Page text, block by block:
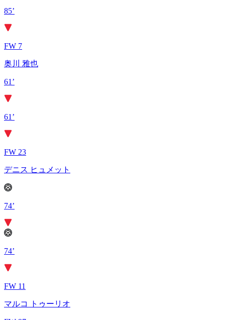
85’
FW 7
奥川 雅也
61’
61’
FW 23
デニス ヒュメット
74’
74’
FW 11
マルコ トゥーリオ